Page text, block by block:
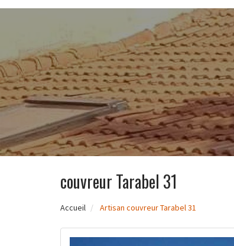
couvreur Tarabel 31
Accueil Artisan couvreur Tarabel 31